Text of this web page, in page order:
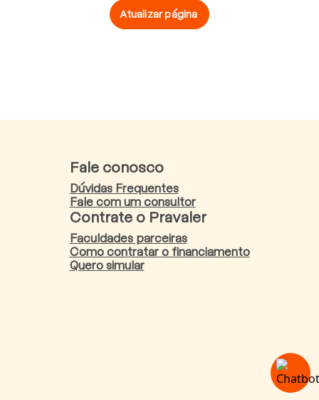
Atualizar página
Fale conosco
Dúvidas Frequentes
Fale com um consultor
Contrate o Pravaler
Faculdades parceiras
Como contratar o financiamento
Quero simular